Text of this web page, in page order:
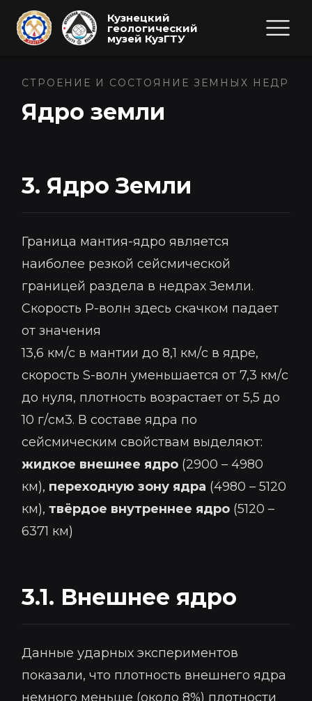
Кузнецкий
геологический
музей КузГТУ
СТРОЕНИЕ И СОСТОЯНИЕ ЗЕМНЫХ НЕДР
Ядро земли
3. Ядро Земли
Граница мантия-ядро является
наиболее резкой сейсмической
границей раздела в недрах Земли.
Скорость Р-волн здесь скачком падает
от значения
13,6 км/с в мантии до 8,1 км/с в ядре,
скорость S-волн уменьшается от 7,3 км/с
до нуля, плотность возрастает от 5,5 до
10 г/см3. В составе ядра по
сейсмическим свойствам выделяют:
жидкое внешнее ядро (2900 – 4980
км), переходную зону ядра (4980 – 5120
км),твёрдое внутреннее ядро (5120 –
6371 км)
3.1. Внешнее ядро
Данные ударных экспериментов
показали, что плотность внешнего ядра
немного меньше (около 8%) плотности